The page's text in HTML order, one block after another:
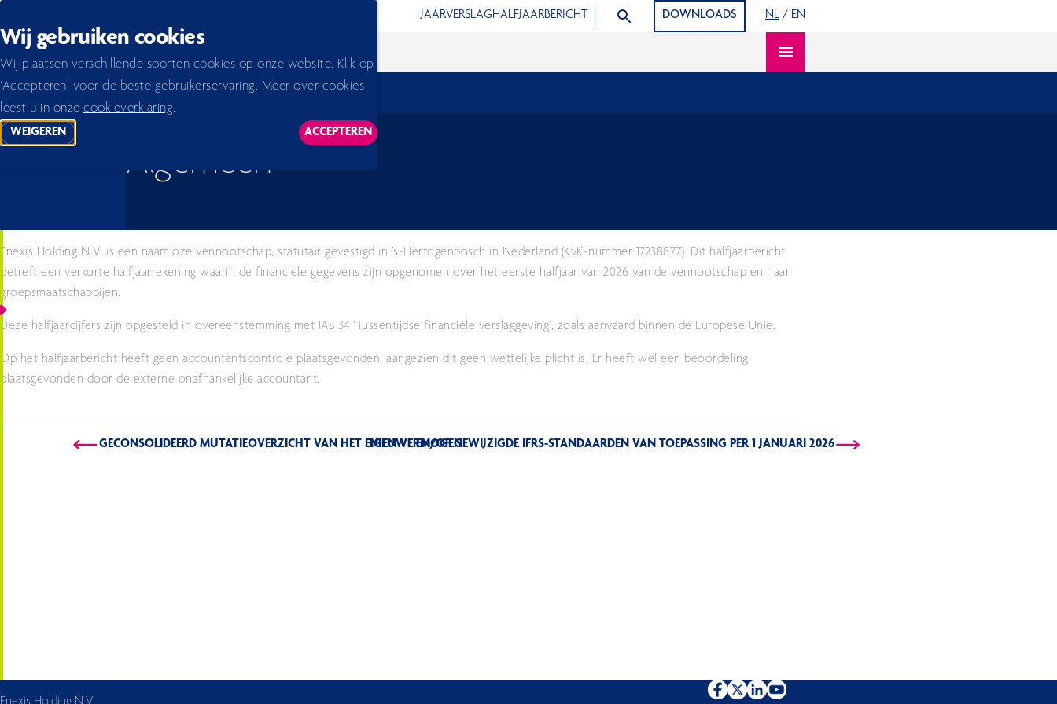
Wij gebruiken cookies
Wij plaatsen verschillende soorten cookies op onze website. Klik op
‘Accepteren’ voor de beste gebruikerservaring. Meer over cookies
leest u in onze cookieverklaring.
WEIGEREN
TRACKING SCRIPTS
ACCEPTEREN
TRACKING SCRIPTS, THIS WILL RELOAD THE PAGE.
JAARVERSLAGHALFJAARBERICHT ZOEK ARTIKELENDOWNLOADS NL / EN
Home 2026
Open content navigation
Algemeen
Enexis Holding N.V. is een naamloze vennootschap, statutair gevestigd in ’s-Hertogenbosch in Nederland (KvK-nummer 17238877). Dit halfjaarbericht
betreft een verkorte halfjaarrekening waarin de financiële gegevens zijn opgenomen over het eerste halfjaar van 2026 van de vennootschap en haar
groepsmaatschappijen.
Deze halfjaarcijfers zijn opgesteld in overeenstemming met IAS 34 ‘Tussentijdse financiële verslaggeving’, zoals aanvaard binnen de Europese Unie.
Op het halfjaarbericht heeft geen accountantscontrole plaatsgevonden, aangezien dit geen wettelijke plicht is. Er heeft wel een beoordeling
plaatsgevonden door de externe onafhankelijke accountant.
NIEUWE EN/OF GEWIJZIGDE IFRS-STANDAARDEN VAN TOEPASSING PER 1 JANUARI 2026
GECONSOLIDEERD MUTATIEOVERZICHT VAN HET EIGEN VERMOGEN